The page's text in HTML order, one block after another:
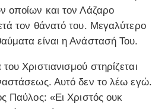
οποίων και τον Λάζαρο
τον θάνατό του. Μεγαλύτερο
είναι η Ανάστασή Του.
Χριστιανισμού στηρίζεται
Αυτό δεν το λέω εγώ.
Παύλος: «Ει Χριστός ουκ